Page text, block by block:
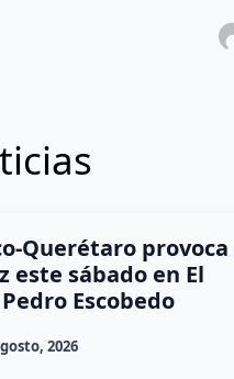
Querétaro provoca
este sábado en El
Escobedo
2026